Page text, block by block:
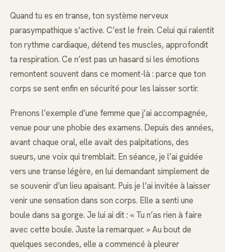
Quand tu es en transe, ton système nerveux
parasympathique s’active. C’est le frein. Celui qui ralentit
ton rythme cardiaque, détend tes muscles, approfondit
ta respiration. Ce n’est pas un hasard si les émotions
remontent souvent dans ce moment-là : parce que ton
corps se sent enfin en sécurité pour les laisser sortir.
Prenons l’exemple d’une femme que j’ai accompagnée,
venue pour une phobie des examens. Depuis des années,
avant chaque oral, elle avait des palpitations, des
sueurs, une voix qui tremblait. En séance, je l’ai guidée
vers une transe légère, en lui demandant simplement de
se souvenir d’un lieu apaisant. Puis je l’ai invitée à laisser
venir une sensation dans son corps. Elle a senti une
boule dans sa gorge. Je lui ai dit : « Tu n’as rien à faire
avec cette boule. Juste la remarquer. » Au bout de
quelques secondes, elle a commencé à pleurer